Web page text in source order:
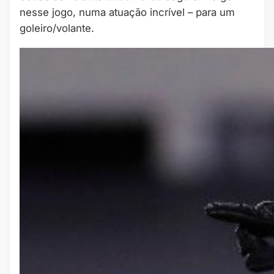
nesse jogo, numa atuação incrível – para um
goleiro/volante.